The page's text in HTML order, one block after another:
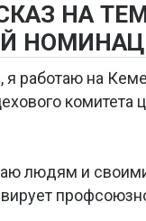
НА
я работаю на
людям и